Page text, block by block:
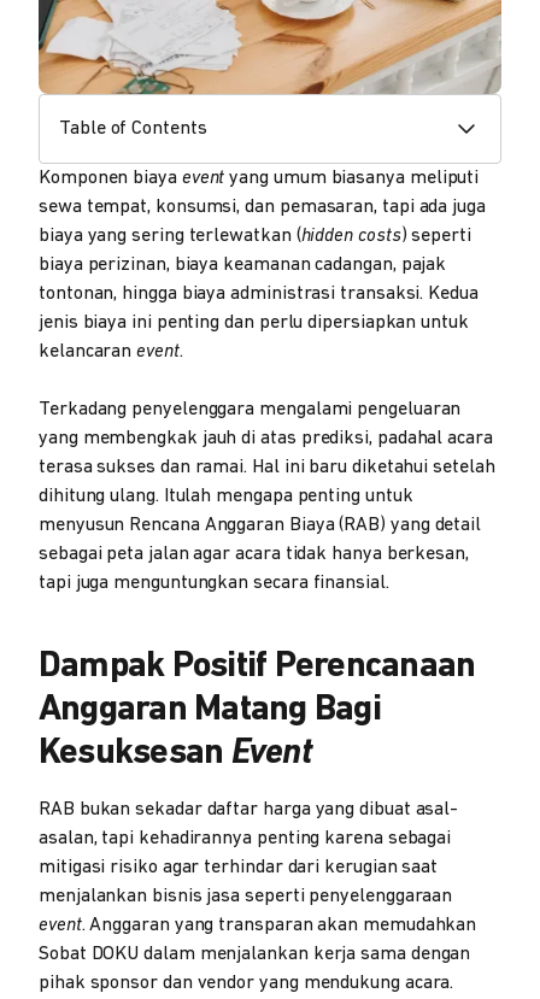
Table of Contents
Komponen biaya eventyang umum biasanya meliputi
sewa tempat, konsumsi, dan pemasaran, tapi ada juga
biaya yang sering terlewatkan (hidden costs) seperti
biaya perizinan, biaya keamanan cadangan, pajak
tontonan, hingga biaya administrasi transaksi. Kedua
jenis biaya ini penting dan perlu dipersiapkan untuk
kelancaranevent.
Terkadang penyelenggara mengalami pengeluaran
yang membengkak jauh di atas prediksi, padahal acara
terasa sukses dan ramai. Hal ini baru diketahui setelah
dihitung ulang. Itulah mengapa penting untuk
menyusun Rencana Anggaran Biaya (RAB) yang detail
sebagai peta jalan agar acara tidak hanya berkesan,
tapi juga menguntungkan secara finansial.
Dampak Positif Perencanaan
Anggaran Matang Bagi
Kesuksesan Event
RAB bukan sekadar daftar harga yang dibuat asal-
asalan, tapi kehadirannya penting karena sebagai
mitigasi risiko agar terhindar dari kerugian saat
menjalankan bisnis jasa seperti penyelenggaraan
event. Anggaran yang transparan akan memudahkan
Sobat DOKU dalam menjalankan kerja sama dengan
pihak sponsor dan vendor yang mendukung acara.